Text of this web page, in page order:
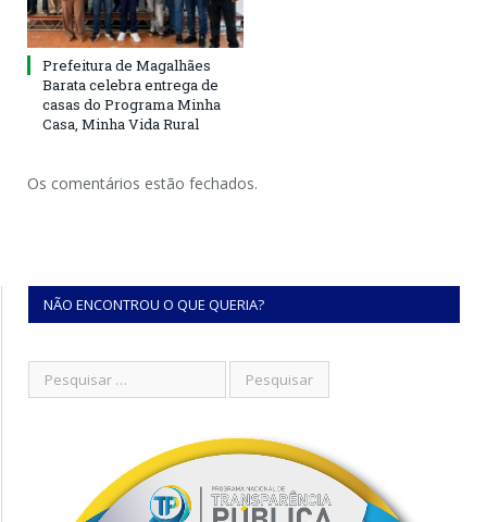
Prefeitura de Magalhães
Barata celebra entrega de
casas do Programa Minha
Casa, Minha Vida Rural
Os comentários estão fechados.
NÃO ENCONTROU O QUE QUERIA?